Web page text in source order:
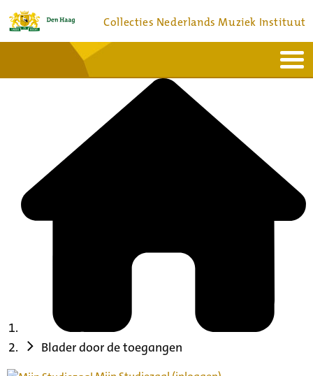
Collecties Nederlands Muziek Instituut
Bronnen en collecties
Blader door de toegangen